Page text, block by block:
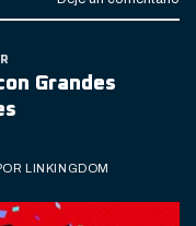
Grandes
LINKINGDOM